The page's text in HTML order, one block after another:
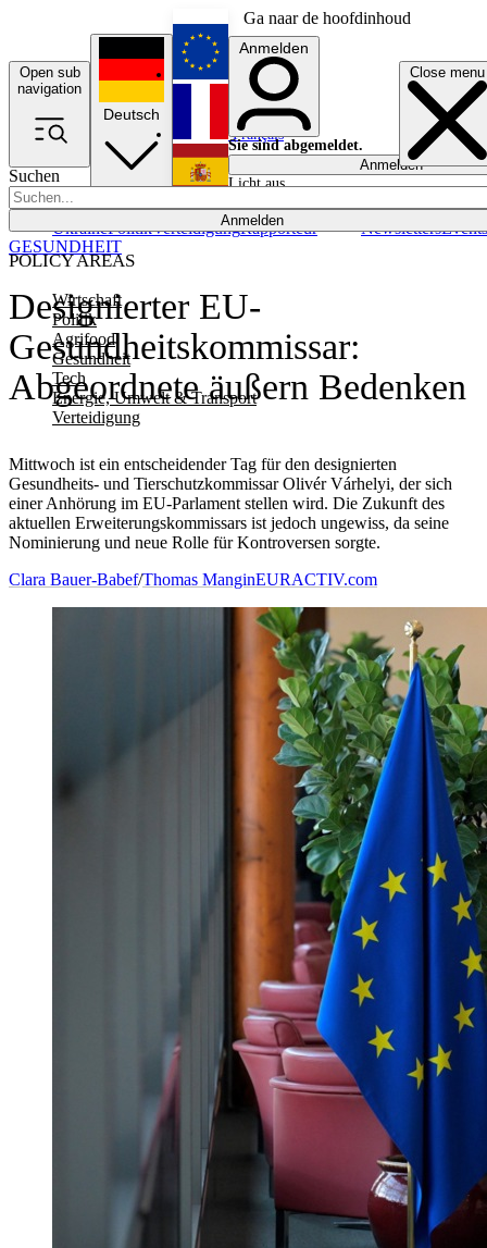
Ga naar de hoofdinhoud
Open sub
navigation
Close menu
Suchen
Anmelden
POLICY AREAS
Wirtschaft
Politik
Agrifood
Gesundheit
Tech
Energie, Umwelt & Transport
Verteidigung
UkrainePolitikVerteidigungRapporteur NewslettersEvents
Deutsch
English
Français
Anmelden
Sie sind abgemeldet.
Anmelden
Licht aus
Designierter EU-
Gesundheitskommissar:
Abgeordnete äußern Bedenken
Mittwoch ist ein entscheidender Tag für den designierten
Gesundheits- und Tierschutzkommissar Olivér Várhelyi, der sich
einer Anhörung im EU-Parlament stellen wird. Die Zukunft des
aktuellen Erweiterungskommissars ist jedoch ungewiss, da seine
Nominierung und neue Rolle für Kontroversen sorgte.
GESUNDHEIT
Clara Bauer-Babef/Thomas ManginEURACTIV.com